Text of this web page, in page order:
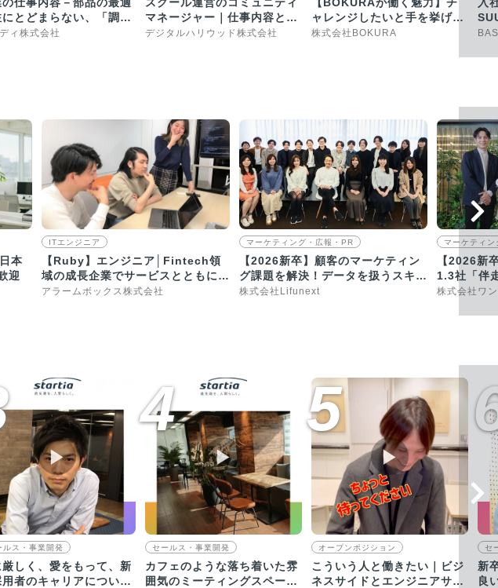
とどまらない、「調達
スそのものの変革」
ィ株式会社
マネージャー｜仕事内容とや
りがいを語る
デジタルハリウッド株式会社
ャレンジしたいと手を挙げた
時に任せてもらえる環境です
株式会社BOKURA
に
本
迎
ITエンジニア
【Ruby】エンジニア│Fintech領
域の成長企業でサービスとともに成
長！
アラームボックス株式会社
マーケティング・広報・PR
【2026新卒】顧客のマーケティン
グ課題を解決！データを扱うスキル
が身につきます
株式会社Lifunext
マーケティ
【2026新
1.3社「伴
支援
株式会社ワ
▶︎
ルス・事業開発
厳しく、愛をもって、新
者のキャリアについて
4
▶︎
セールス・事業開発
カフェのような落ち着いた雰
囲気のミーティングスペース
5
▶︎
オープンポジション
こういう人と働きたい｜ビジ
ネスサイドとエンジニアサイ
セ
新
良